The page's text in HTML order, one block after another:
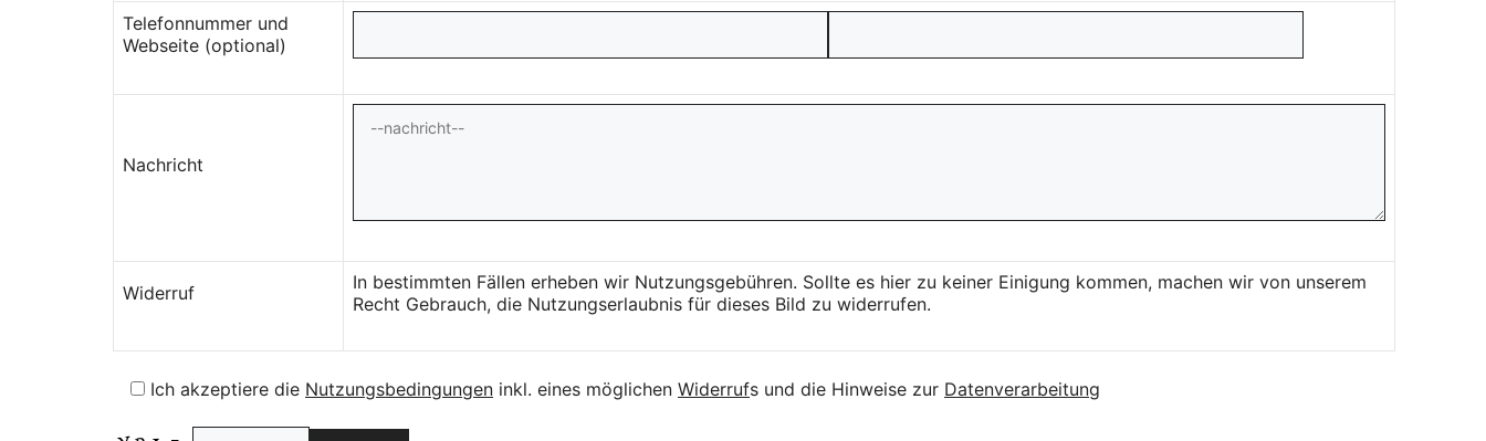
Telefonnummer und
Webseite (optional)
Nachricht
Widerruf
In bestimmten Fällen erheben wir Nutzungsgebühren. Sollte es hier zu keiner Einigung kommen, machen wir von unserem
Recht Gebrauch, die Nutzungserlaubnis für dieses Bild zu widerrufen.
Ich akzeptiere die Nutzungsbedingungen inkl. eines möglichen Widerrufs und die Hinweise zur Datenverarbeitung